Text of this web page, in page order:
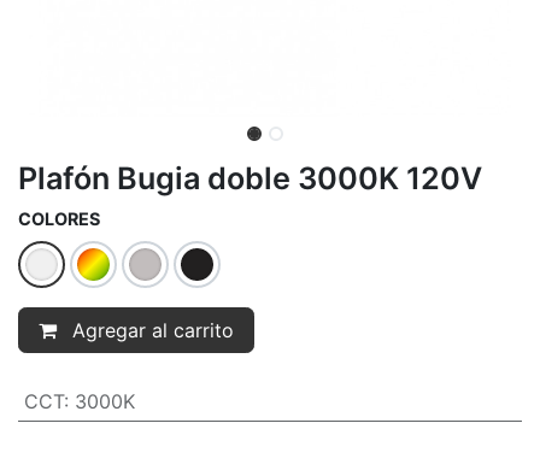
Plafón Bugia doble 3000K 120V
COLORES
Agregar al carrito
CCT: 3000K